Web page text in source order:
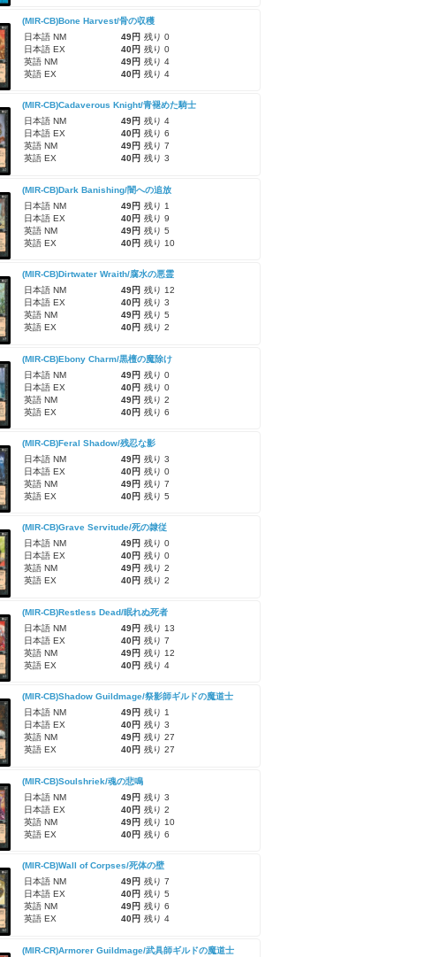
(MIR-CB)Bone Harvest/骨の収穫
日本語 NM
49円 残り 0
日本語 EX
40円 残り 0
英語 NM
49円 残り 4
英語 EX
40円 残り 4
(MIR-CB)Cadaverous Knight/青褪めた騎士
日本語 NM
49円 残り 4
日本語 EX
40円 残り 6
英語 NM
49円 残り 7
英語 EX
40円 残り 3
(MIR-CB)Dark Banishing/闇への追放
日本語 NM
49円 残り 1
日本語 EX
40円 残り 9
英語 NM
49円 残り 5
英語 EX
40円 残り 10
(MIR-CB)Dirtwater Wraith/腐水の悪霊
日本語 NM
49円 残り 12
日本語 EX
40円 残り 3
英語 NM
49円 残り 5
英語 EX
40円 残り 2
(MIR-CB)Ebony Charm/黒檀の魔除け
日本語 NM
49円 残り 0
日本語 EX
40円 残り 0
英語 NM
49円 残り 2
英語 EX
40円 残り 6
(MIR-CB)Feral Shadow/残忍な影
日本語 NM
49円 残り 3
日本語 EX
40円 残り 0
英語 NM
49円 残り 7
英語 EX
40円 残り 5
(MIR-CB)Grave Servitude/死の隷従
日本語 NM
49円 残り 0
日本語 EX
40円 残り 0
英語 NM
49円 残り 2
英語 EX
40円 残り 2
(MIR-CB)Restless Dead/眠れぬ死者
日本語 NM
49円 残り 13
日本語 EX
40円 残り 7
英語 NM
49円 残り 12
英語 EX
40円 残り 4
(MIR-CB)Shadow Guildmage/祭影師ギルドの魔道士
日本語 NM
49円 残り 1
日本語 EX
40円 残り 3
英語 NM
49円 残り 27
英語 EX
40円 残り 27
(MIR-CB)Soulshriek/魂の悲鳴
日本語 NM
49円 残り 3
日本語 EX
40円 残り 2
英語 NM
49円 残り 10
英語 EX
40円 残り 6
(MIR-CB)Wall of Corpses/死体の壁
日本語 NM
49円 残り 7
日本語 EX
40円 残り 5
英語 NM
49円 残り 6
英語 EX
40円 残り 4
(MIR-CR)Armorer Guildmage/武具師ギルドの魔道士